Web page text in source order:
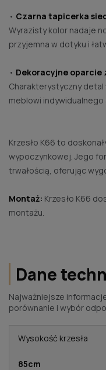
• Czarna tapicerka
Wyrazisty kolor nadaje
przyjemna w dotyku i
• Dekoracyjne oparcie
Charakterystyczny
meblowi
Krzesło K66 to
wypoczynkowej. Jego
trwałością, oferując
Montaż: Krzesło K66
montażu.
Dane
Najważniejsze
porównanie i wybór
Wysokość krzesła
85cm